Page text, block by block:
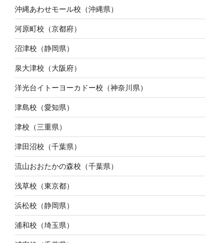
沖縄あわせモール校（沖縄県）
河原町校（京都府）
沼津校（静岡県）
泉大津校（大阪府）
洋光台イトーヨーカドー校（神奈川県）
津島校（愛知県）
津校（三重県）
津田沼校（千葉県）
流山おおたかの森校（千葉県）
浅草校（東京都）
浜松校（静岡県）
浦和校（埼玉県）